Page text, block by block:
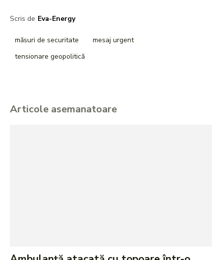
Scris de Eva-Energy
măsuri de securitate
mesaj urgent
tensionare geopolitică
Articole asemanatoare